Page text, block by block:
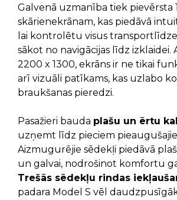
Galvenā uzmanība tiek pievērsta
skārienekrānam, kas piedāvā
lai kontrolētu visus
sākot no navigācijas līdz izklaidei.
2200 x 1300, ekrāns ir ne tikai
arī vizuāli patīkams, kas uzlabo
braukšanas pieredzi.
Pasažieri bauda plašu un ērtu
uzņemt līdz pieciem
Aizmugurējie sēdekļi piedāvā
un galvai, nodrošinot komfortu
Trešās sēdekļu rindas
padara Model S vēl